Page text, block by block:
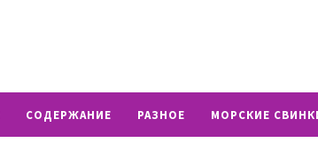
СОДЕРЖАНИЕ РАЗНОЕ МОРСКИЕ